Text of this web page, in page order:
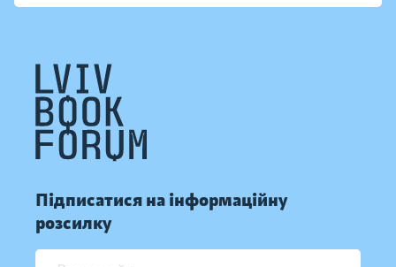
Підписатися на інформаційну
розсилку